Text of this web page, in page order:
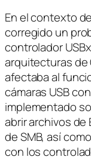
En el contexto
corregido un
controlador
arquitecturas de
afectaba al
cámaras USB
implementado
abrir archivos
de SMB, así
con los